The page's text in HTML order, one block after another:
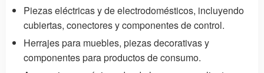
Piezas eléctricas y de electrodomésticos, incluyendo
cubiertas, conectores y componentes de control.
Herrajes para muebles, piezas decorativas y
componentes para productos de consumo.